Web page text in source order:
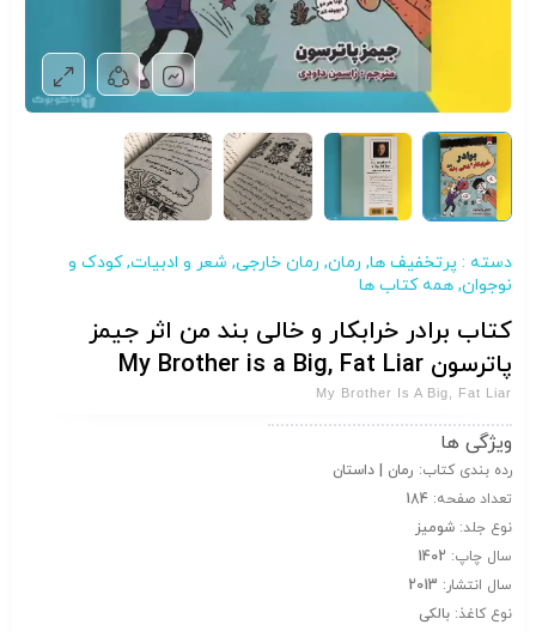
دسته : پرتخفیف ها, رمان, رمان خارجی, شعر و ادبیات,کودک و
نوجوان, همه کتاب ها
کتاب برادر خرابکار و خالی بند من اثر جیمز
پاترسون My Brother is a Big, Fat Liar
My Brother Is A Big, Fat Liar
ویژگی ها
رده بندی کتاب: رمان | داستان
تعداد صفحه:
نوع جلد: شومیز
سال چاپ: 1402
سال انتشار: 2013
نوع کاغذ: بالکی